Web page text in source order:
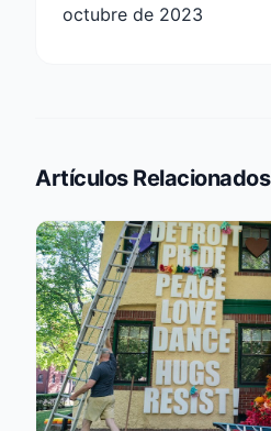
octubre de 2023
Artículos Relacionados